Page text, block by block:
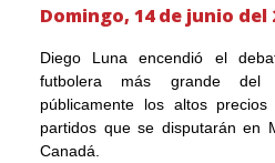
Domingo, 14 de junio del
Diego Luna encendió el
futbolera más grande del
públicamente los altos
partidos que se disputarán en
Canadá.